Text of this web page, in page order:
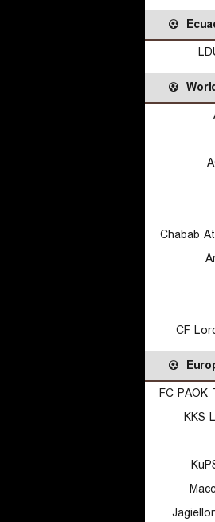
Chabab
CF
FC PAOK
KKS